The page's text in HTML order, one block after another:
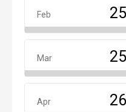
Február
Feb
Marec
Mar
Apríl
Apr